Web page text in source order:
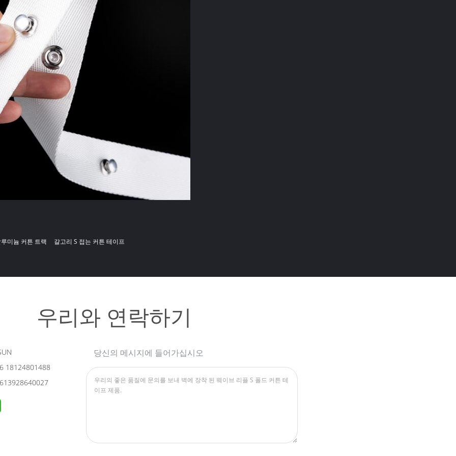
미늄 커튼 트랙 갈고리 S 접는 커튼 테이프
우리와 연락하기
18124801488
당신의 메시지에 들어가십시오